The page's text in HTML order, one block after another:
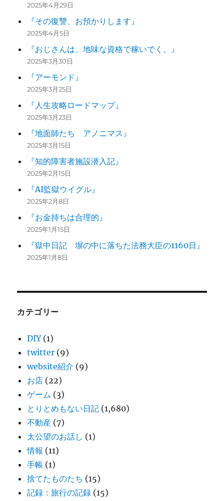
2025年4月29日
『その復讐、お預かりします』
2025年4月5日
『おじさんは、地味な資格で稼いでく。』
2025年3月30日
『アーモンド』
2025年3月25日
『人生攻略ロードマップ』
2025年3月23日
『地面師たち アノニマス』
2025年3月15日
『知的障害者施設潜入記』
2025年2月15日
『AI監獄ウイグル』
2025年2月8日
『お金持ちは合理的』
2025年1月15日
『獄中日記 塀の中に落ちた法務大臣の1160日』
2025年1月8日
カテゴリー
DIY(1)
twitter (9)
website紹介 (9)
お店 (22)
ゲーム (3)
とりとめもない日記 (1,680)
不動産 (7)
太公望のお話し (1)
情報 (11)
手帳 (1)
捨てたものたち (15)
記録：旅行の記録 (15)